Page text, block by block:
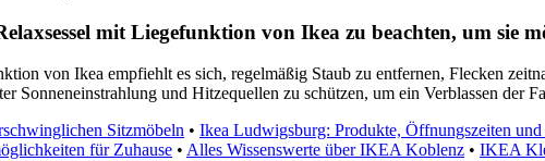
mit Liegefunktion von Ikea zu beachten, um sie
von Ikea empfiehlt es sich, regelmäßig Staub zu entfernen, Flecken
Sonneneinstrahlung und Hitzequellen zu schützen, um ein Verblassen der
Sitzmöbeln • Ikea Ludwigsburg: Produkte, Öffnungszeiten
für Zuhause • Alles Wissenswerte über IKEA Koblenz • IKEA